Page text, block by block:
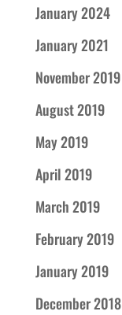
January 2024
January 2021
November 2019
August 2019
May 2019
April 2019
March 2019
February 2019
January 2019
December 2018